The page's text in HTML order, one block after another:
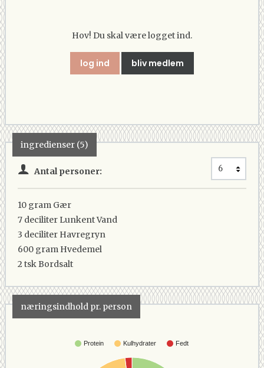
Hov! Du skal være logget ind.
log ind bliv medlem
ingredienser (5)
Antal personer:
10 gram Gær
7 deciliter Lunkent Vand
3 deciliter Havregryn
600 gram Hvedemel
2 tskBordsalt
næringsindhold pr. person
Protein Kulhydrater Fedt